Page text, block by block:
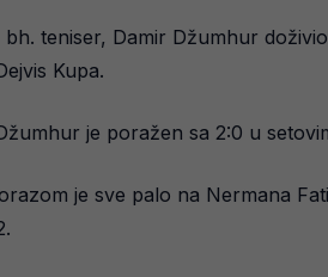
bh. teniser, Damir Džumhur
Kupa.
je poražen sa 2:0 u
je sve palo na Nermana